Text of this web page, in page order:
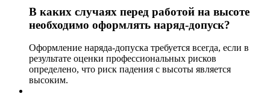
В каких случаях перед работой на высоте
необходимо оформлять наряд-допуск?
Оформление наряда-допуска требуется всегда, если в
результате оценки профессиональных рисков
определено, что риск падения с высоты является
высоким.